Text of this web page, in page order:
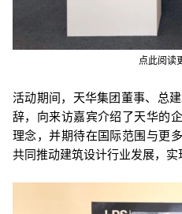
点此阅读
活动期间，天华集团董事、总
辞，向来访嘉宾介绍了天华的
理念，并期待在国际范围与更
共同推动建筑设计行业发展，实